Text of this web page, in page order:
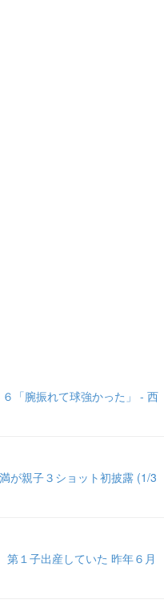
「腕振れて球強かった」 - 西
が親子３ショット初披露 (1/3
第１子出産していた 昨年６月